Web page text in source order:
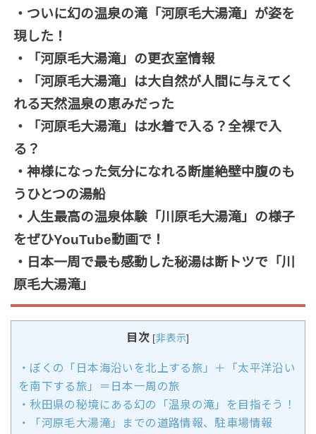
・ついに幻の温泉の滝「河原毛大湯滝」が姿を
現した！
・「河原毛大湯滝」の更衣室情報
・「河原毛大湯滝」は大自然が人間に与えてく
れる天然温泉の恵みだった
・「河原毛大湯滝」は水着で入る？全裸で入
る？
・神様になった気分になれる断崖絶壁中腹のも
うひとつの湯船
・人生最高の温泉体験「川原毛大湯滝」の様子
をぜひYouTube動画で！
・日本一周で最も感動した秘湯は断トツで「川
原毛大湯滝」
目次 [非表示]
・ぼくの「日本海沿いを北上する旅」＋「太平洋沿い
を南下する旅」＝日本一周の旅
・秋田県の秘境にある幻の「温泉の滝」を目指そう！
・「河原毛大湯滝」までの道路情報、駐車場情報